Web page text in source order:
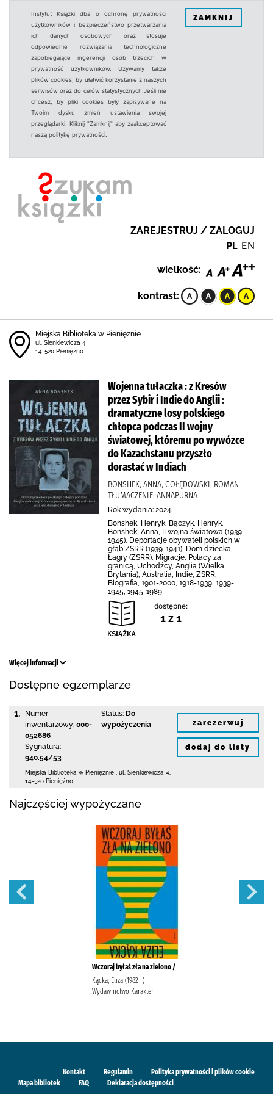
Instytut Książki dba o ochronę prywatności
użytkowników i bezpieczeństwo przetwarzania
ich danych osobowych oraz stosuje
odpowiednie rozwiązania technologiczne
zapobiegające ingerencji osób trzecich w
prywatność użytkowników. Używamy także
plików cookies, by ułatwić korzystanie z naszych
serwisów oraz do celów statystycznych.Jeśli nie
chcesz, by pliki cookies były zapisywane na
Twoim dysku zmień ustawienia swojej
przeglądarki. Kliknij "Zamknij" aby zaakceptować
naszą politykę prywatności.
ZAMKNIJ
ZAREJESTRUJ / ZALOGUJ
PL EN
wielkość:
kontrast:
Miejska Biblioteka w Pieniężnie
ul. Sienkiewicza 4
14-520 Pieniężno
Wojenna tułaczka : z Kresów
przez Sybir i Indie do Anglii :
dramatyczne losy polskiego
chłopca podczas II wojny
światowej, któremu po wywózce
do Kazachstanu przyszło
dorastać w Indiach
BONSHEK, ANNA, GOŁĘDOWSKI, ROMAN
TŁUMACZENIE, ANNAPURNA
Rok wydania: 2024.
Bonshek, Henryk, Bączyk, Henryk,
Bonshek, Anna, II wojna światowa (1939-
1945), Deportacje obywateli polskich w
głąb ZSRR (1939-1941), Dom dziecka,
Łagry (ZSRR), Migracje, Polacy za
granicą, Uchodźcy, Anglia (Wielka
Brytania), Australia, Indie, ZSRR,
Biografia, 1901-2000, 1918-1939, 1939-
1945, 1945-1989
dostępne:
1 z 1
Więcej informacji
Dostępne egzemplarze
1.
Numer
inwentarzowy: 000-
052686
Sygnatura:
940.54/53
Status: Do
wypożyczenia
Miejska Biblioteka w Pieniężnie ul. Sienkiewicza 4
14-520 Pieniężno
zarezerwuj
dodaj do listy
Najczęściej wypożyczane
Wczoraj byłaś zła na zielono /
Kącka, Eliza (1982- )
Wydawnictwo Karakter
Kontakt Regulamin
Polityka prywatności i plików cookie
Mapa bibliotek
FAQ Deklaracja dostępności